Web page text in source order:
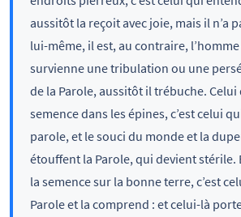
aussitôt la reçoit avec joie, mais il n’a
lui-même, il est, au contraire,
survienne une tribulation ou une
de la Parole, aussitôt il trébuche. Celui
semence dans les épines, c’est celui
parole, et le souci du monde et la
étouffent la Parole, qui devient stérile.
la semence sur la bonne terre, c’est
Parole et la comprend : et celui-là